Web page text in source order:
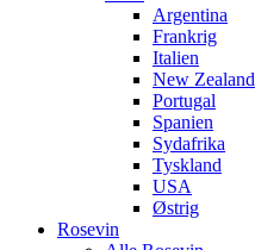
Argentina
Frankrig
Italien
New Zealand
Portugal
Spanien
Sydafrika
Tyskland
USA
Østrig
Rosevin